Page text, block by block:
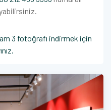
3 fotoğrafı indirmek için